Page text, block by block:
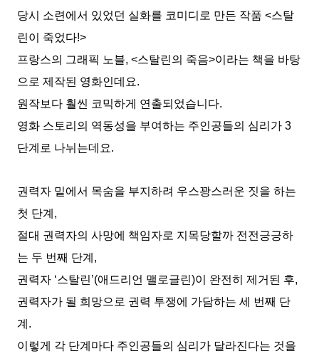
당시 소련에서 있었던 실화를 코미디로 만든 작품 <스탈
린이 죽었다!>
프랑스의 그래픽 노블, <스탈린의 죽음>이라는 책을 바탕
으로 제작된 영화인데요.
원작보다 훨씬 코믹하게 연출되었습니다.
영화 스토리의 역동성을 부여하는 주인공들의 심리가 3
단계로 나뉘는데요.
권력자 밑에서 목숨을 부지하려 우스꽝스러운 짓을 하는
첫 단계,
절대 권력자의 사망에 책임자로 지목당할까 전전긍긍하
는 두 번째 단계,
권력자 ‘스탈린’(애드리언 맬로글린)이 완전히 제거된 후,
권력자가 될 희망으로 권력 투쟁에 가담하는 세 번째 단
계.
이렇게 각 단계마다 주인공들의 심리가 달라진다는 것을